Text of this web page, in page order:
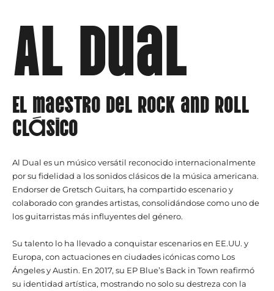
Al Dual
El maestro del Rock and Roll
clásico
Al Dual es un músico versátil reconocido internacionalmente
por su fidelidad a los sonidos clásicos de la música americana.
Endorser de Gretsch Guitars, ha compartido escenario y
colaborado con grandes artistas, consolidándose como uno de
los guitarristas más influyentes del género.
Su talento lo ha llevado a conquistar escenarios en EE.UU. y
Europa, con actuaciones en ciudades icónicas como Los
Ángeles y Austin. En 2017, su EP Blue’s Back in Town reafirmó
su identidad artística, mostrando no solo su destreza con la